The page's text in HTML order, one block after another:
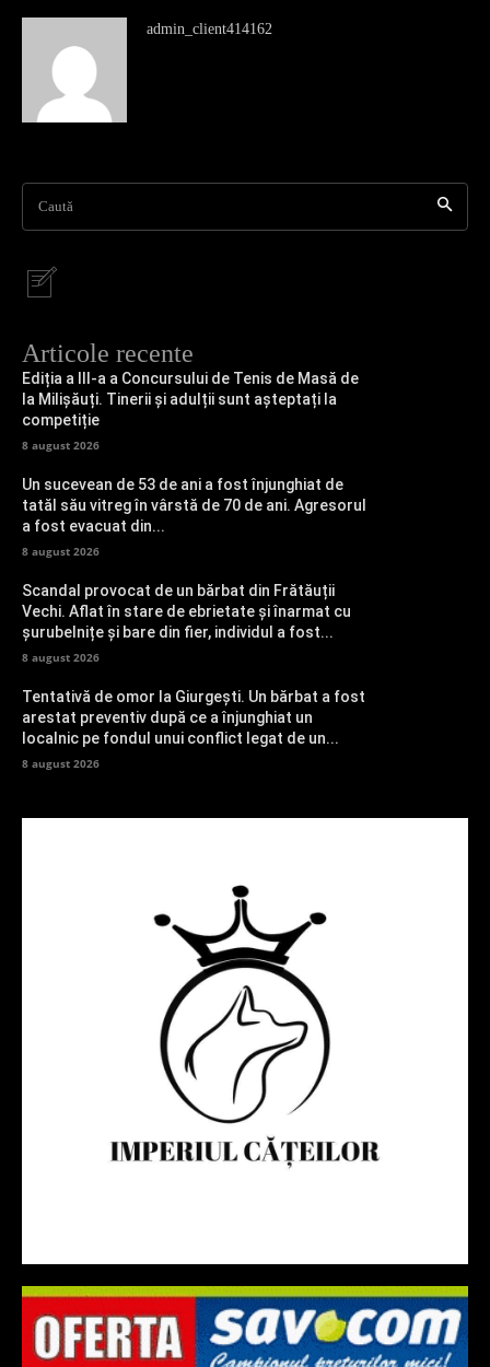
admin_client414162
Caută
Articole recente
Ediția a III-a a Concursului de Tenis de Masă de
la Milișăuți. Tinerii și adulții sunt așteptați la
competiție
8 august 2026
Un sucevean de 53 de ani a fost înjunghiat de
tatăl său vitreg în vârstă de 70 de ani. Agresorul
a fost evacuat din...
8 august 2026
Scandal provocat de un bărbat din Frătăuții
Vechi. Aflat în stare de ebrietate și înarmat cu
șurubelnițe și bare din fier, individul a fost...
8 august 2026
Tentativă de omor la Giurgești. Un bărbat a fost
arestat preventiv după ce a înjunghiat un
localnic pe fondul unui conflict legat de un...
8 august 2026